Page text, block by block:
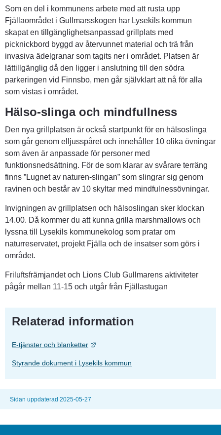
Som en del i kommunens arbete med att rusta upp
Fjällaområdet i Gullmarsskogen har Lysekils kommun
skapat en tillgänglighetsanpassad grillplats med
picknickbord byggd av återvunnet material och trä från
invasiva ädelgranar som tagits ner i området. Platsen är
lättillgänglig då den ligger i anslutning till den södra
parkeringen vid Finnsbo, men går självklart att nå för alla
som vistas i området.
Hälso-slinga och mindfullness
Den nya grillplatsen är också startpunkt för en hälsoslinga
som går genom elljusspåret och innehåller 10 olika övningar
som även är anpassade för personer med
funktionsnedsättning. För de som klarar av svårare terräng
finns ”Lugnet av naturen-slingan” som slingrar sig genom
ravinen och består av 10 skyltar med mindfulnessövningar.
Invigningen av grillplatsen och hälsoslingan sker klockan
14.00. Då kommer du att kunna grilla marshmallows och
lyssna till Lysekils kommunekolog som pratar om
naturreservatet, projekt Fjälla och de insatser som görs i
området.
Friluftsfrämjandet och Lions Club Gullmarens aktiviteter
pågår mellan 11-15 och utgår från Fjällastugan
Relaterad information
E-tjänster och blanketter Länk till annan webbplats.
Styrande dokument i Lysekils kommun
Sidan uppdaterad 2025-05-27